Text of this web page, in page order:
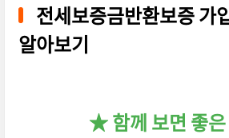
전세보증금반환보증 가
알아보기
★ 함께 보면 좋